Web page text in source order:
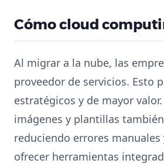
Cómo cloud
Al migrar a la nube, las
proveedor de servicios. Esto
estratégicos y de mayor
imágenes y plantillas
reduciendo errores
ofrecer herramientas